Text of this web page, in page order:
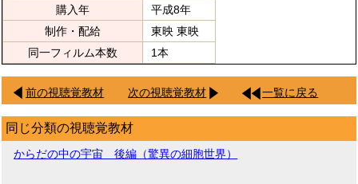
購入年
平成8年
制作・配給
東映 東映
同一フィルム本数
1本
前の視聴覚教材 次の視聴覚教材 一覧に戻る
同じ分類の視聴覚教材
からだの中の宇宙 後編（驚異の細胞世界）